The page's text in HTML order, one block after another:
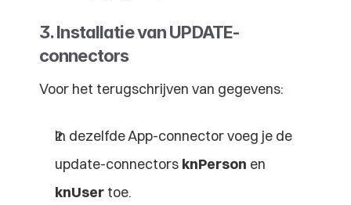
3. Installatie van UPDATE-
connectors
Voor het terugschrijven van gegevens:
In dezelfde App-connector voeg je de
update-connectors knPerson
knUser toe.